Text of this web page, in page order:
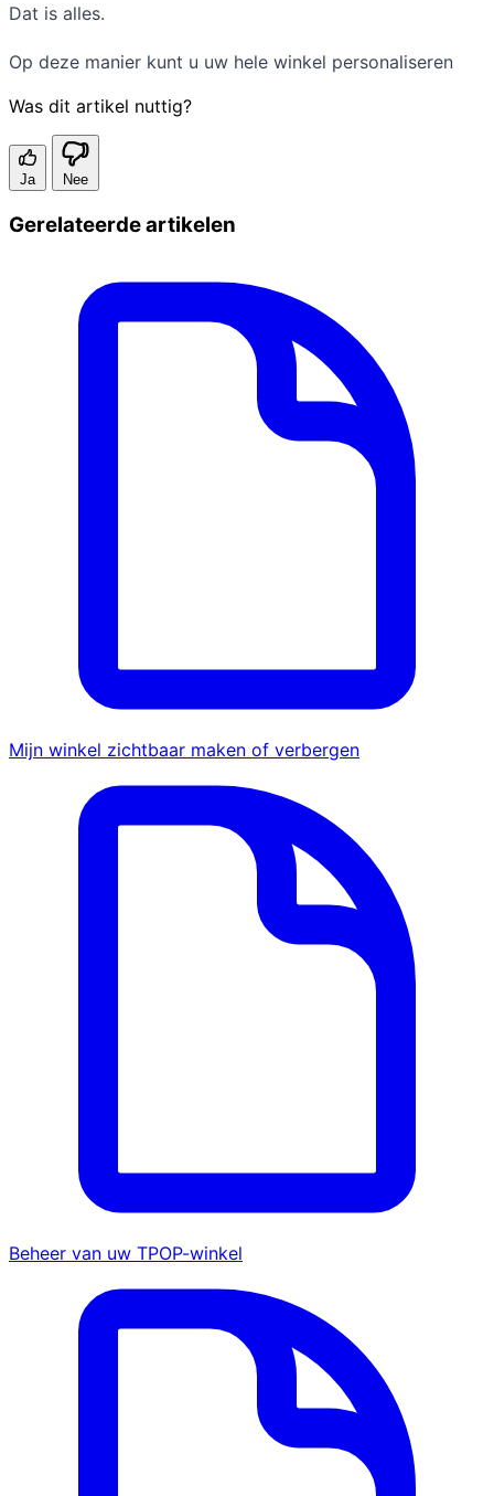
Dat is alles.
Op deze manier kunt u uw hele winkel personaliseren
Was dit artikel nuttig?
Ja Nee
Gerelateerde artikelen
Mijn winkel zichtbaar maken of verbergen
Beheer van uw TPOP-winkel